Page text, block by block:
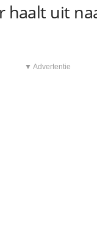
haalt uit
▼ Advertentie